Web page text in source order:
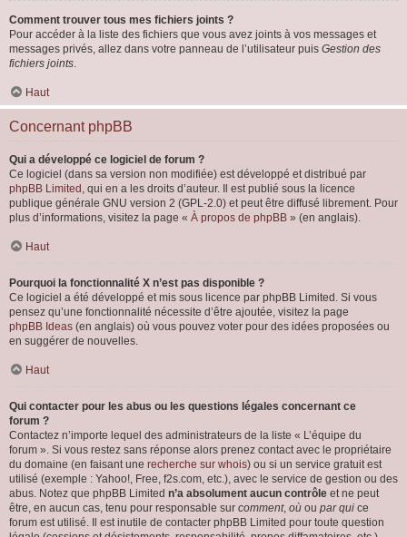
Comment trouver tous mes fichiers joints ?
Pour accéder à la liste des fichiers que vous avez joints à vos messages et
messages privés, allez dans votre panneau de l’utilisateur puis Gestion des
fichiers joints.
Haut
Concernant phpBB
Qui a développé ce logiciel de forum ?
Ce logiciel (dans sa version non modifiée) est développé et distribué par
phpBB Limited , qui en a les droits d’auteur. Il est publié sous la licence
publique générale GNU version 2 (GPL-2.0) et peut être diffusé librement. Pour
plus d’informations, visitez la page « À propos de phpBB » (en anglais).
Haut
Pourquoi la fonctionnalité X n’est pas disponible ?
Ce logiciel a été développé et mis sous licence par phpBB Limited. Si vous
pensez qu’une fonctionnalité nécessite d’être ajoutée, visitez la page
phpBB Ideas (en anglais) où vous pouvez voter pour des idées proposées ou
en suggérer de nouvelles.
Haut
Qui contacter pour les abus ou les questions légales concernant ce
forum ?
Contactez n’importe lequel des administrateurs de la liste « L’équipe du
forum ». Si vous restez sans réponse alors prenez contact avec le propriétaire
du domaine (en faisant une recherche sur whois) ou si un service gratuit est
utilisé (exemple : Yahoo!, Free, f2s.com, etc.), avec le service de gestion ou des
abus. Notez que phpBB Limited n’a absolument aucun contrôle et ne peut
être, en aucun cas, tenu pour responsable sur comment, où ou par qui ce
forum est utilisé. Il est inutile de contacter phpBB Limited pour toute question